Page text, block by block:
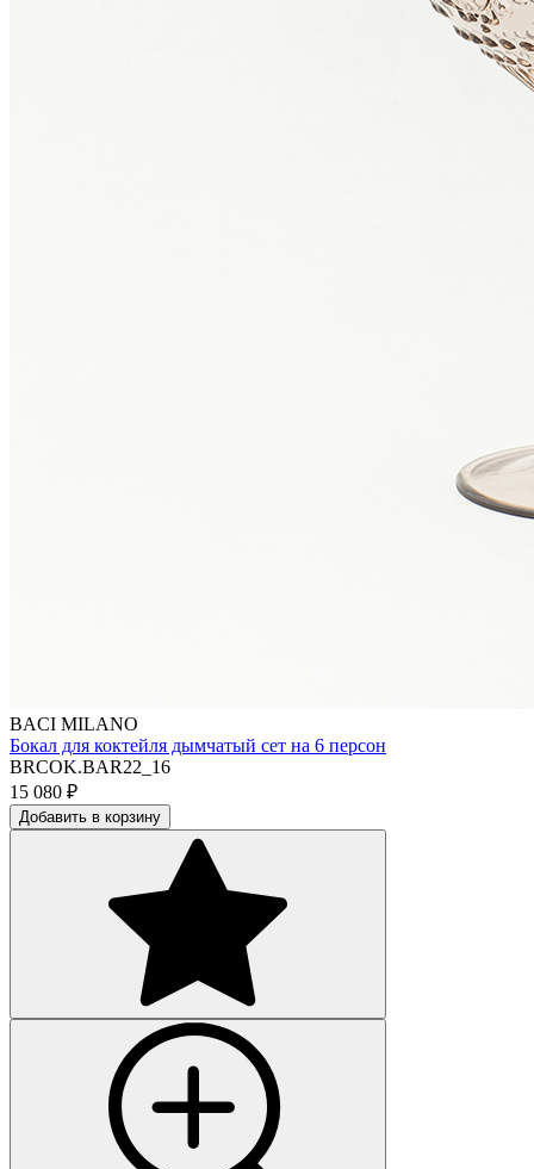
BACI MILANO
Бокал для коктейля дымчатый сет на 6 персон
BRCOK.BAR22_16
15 080 ₽
Добавить в корзину